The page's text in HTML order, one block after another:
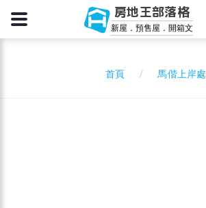
房地王部落格
新屋．預售屋．開箱文
首頁 馬偕上岸處